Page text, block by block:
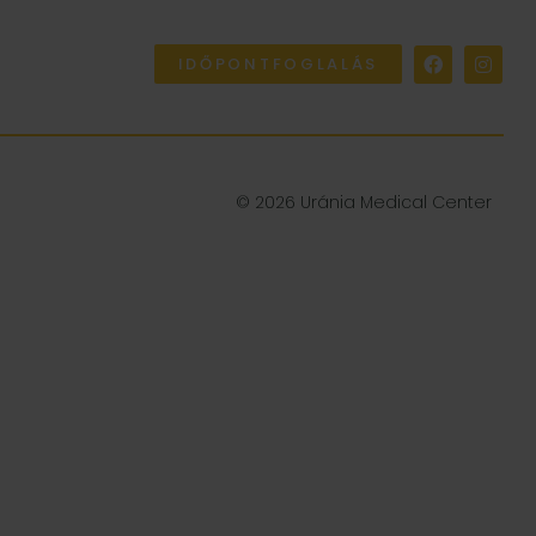
IDŐPONTFOGLALÁS
© 2026 Uránia Medical Center